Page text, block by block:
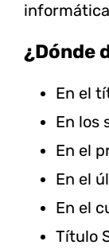
¿Dónde
En el
En los
En el
En el
En el
Título